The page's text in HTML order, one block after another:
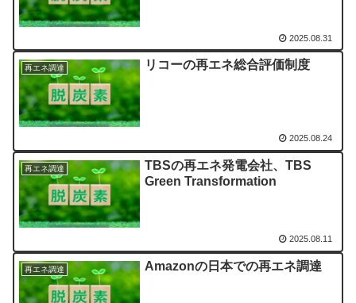
2025.08.31
再エネ調達 リコーの再エネ総合評価制度
2025.08.24
再エネ調達
TBSの再エネ発電会社、TBS
Green Transformation
2025.08.11
再エネ調達 Amazonの日本での再エネ調達